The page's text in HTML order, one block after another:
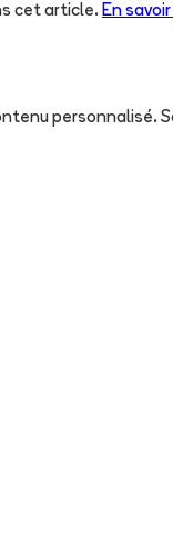
cet article. En